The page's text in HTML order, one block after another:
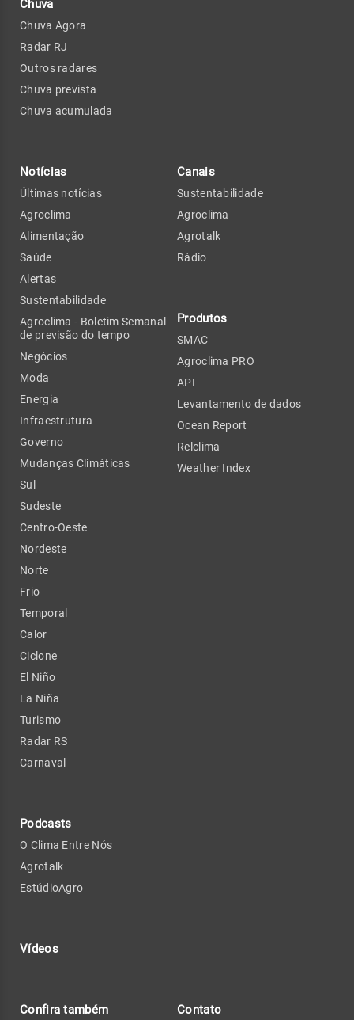
Chuva
Chuva Agora
Radar RJ
Outros radares
Chuva prevista
Chuva acumulada
Notícias
Últimas notícias
Agroclima
Alimentação
Saúde
Alertas
Sustentabilidade
Agroclima - Boletim Semanal
de previsão do tempo
Negócios
Moda
Energia
Infraestrutura
Governo
Mudanças Climáticas
Sul
Sudeste
Centro-Oeste
Nordeste
Norte
Frio
Temporal
Calor
Ciclone
El Niño
La Niña
Turismo
Radar RS
Carnaval
Podcasts
O Clima Entre Nós
Agrotalk
EstúdioAgro
Vídeos
Canais
Sustentabilidade
Agroclima
Agrotalk
Rádio
Produtos
SMAC
Agroclima PRO
API
Levantamento de dados
Ocean Report
Relclima
Weather Index
Confira também Contato